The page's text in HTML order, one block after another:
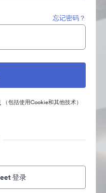
忘记密码？
（包括使用Cookie和其他技术）
登录